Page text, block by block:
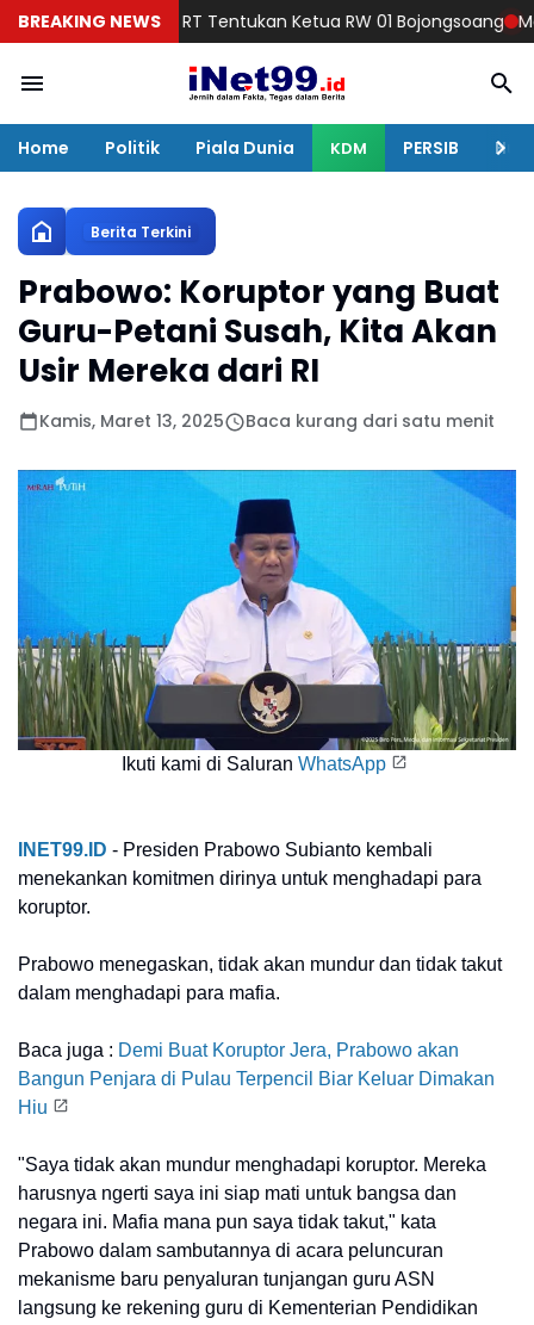
BREAKING NEWS
Warga Lima RT Tentukan Ketua RW 01 Bojongsoang Malam
Home Politik Piala Dunia KDM PERSIB
Berita Terkini
Prabowo: Koruptor yang Buat
Guru-Petani Susah, Kita Akan
Usir Mereka dari RI
Kamis, Maret 13, 2025 Baca kurang dari satu menit
Ikuti kami di Saluran WhatsApp
INET99.ID - Presiden Prabowo Subianto kembali
menekankan komitmen dirinya untuk menghadapi para
koruptor.
Prabowo menegaskan, tidak akan mundur dan tidak takut
dalam menghadapi para mafia.
Baca juga : Demi Buat Koruptor Jera, Prabowo akan
Bangun Penjara di Pulau Terpencil Biar Keluar Dimakan
Hiu
"Saya tidak akan mundur menghadapi koruptor. Mereka
harusnya ngerti saya ini siap mati untuk bangsa dan
negara ini. Mafia mana pun saya tidak takut," kata
Prabowo dalam sambutannya di acara peluncuran
mekanisme baru penyaluran tunjangan guru ASN
langsung ke rekening guru di Kementerian Pendidikan